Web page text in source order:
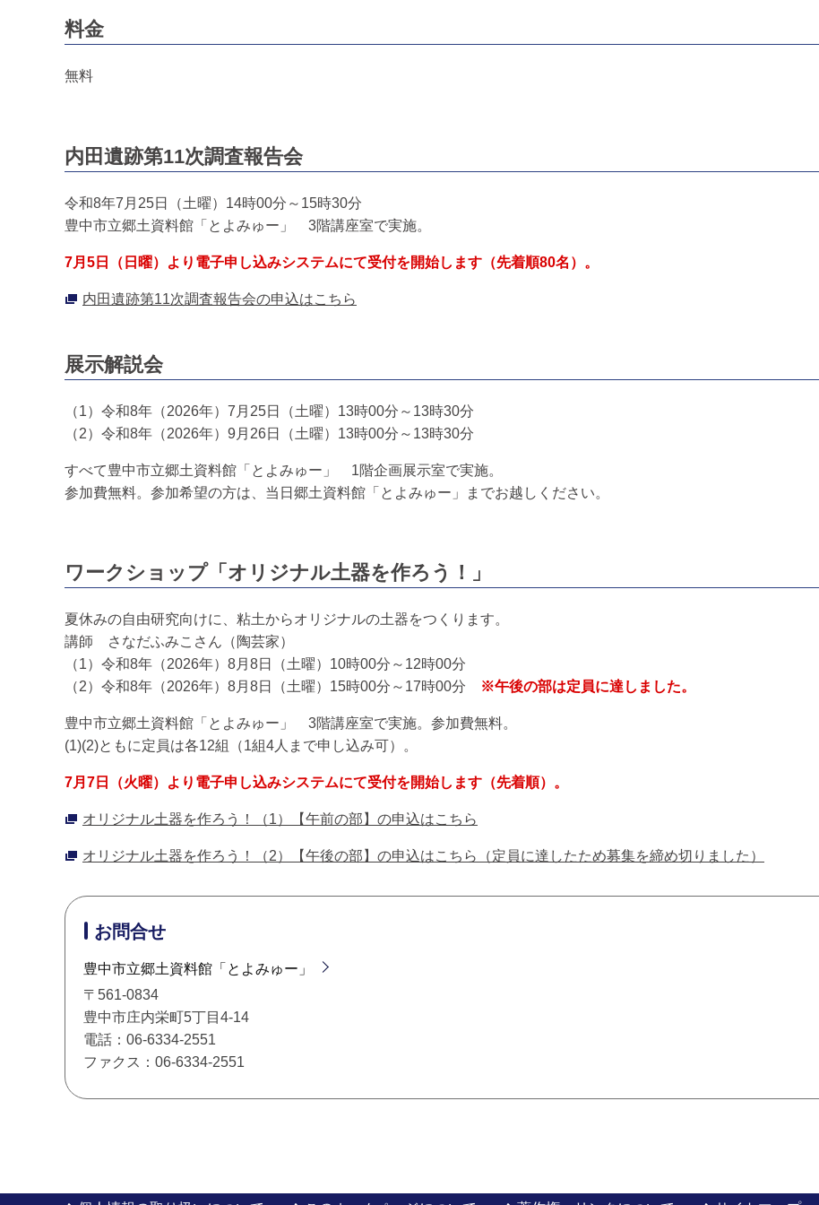
料金
無料
内田遺跡第11次調査報告会
令和8年7月25日（土曜）14時00分～15時30分
豊中市立郷土資料館「とよみゅー」 3階講座室で実施。
7月5日（日曜）より電子申し込みシステムにて受付を開始します（先着順80名）。
内田遺跡第11次調査報告会の申込はこちら
展示解説会
（1）令和8年（2026年）7月25日（土曜）13時00分～13時30分
（2）令和8年（2026年）9月26日（土曜）13時00分～13時30分
すべて豊中市立郷土資料館「とよみゅー」 1階企画展示室で実施。
参加費無料。参加希望の方は、当日郷土資料館「とよみゅー」までお越しください。
ワークショップ「オリジナル土器を作ろう！」
夏休みの自由研究向けに、粘土からオリジナルの土器をつくります。
講師 さなだふみこさん（陶芸家）
（1）令和8年（2026年）8月8日（土曜）10時00分～12時00分
（2）令和8年（2026年）8月8日（土曜）15時00分～17時00分
※午後の部は定員に達しました。
豊中市立郷土資料館「とよみゅー」 3階講座室で実施。参加費無料。
(1)(2)ともに定員は各12組（1組4人まで申し込み可）。
7月7日（火曜）より電子申し込みシステムにて受付を開始します（先着順）。
オリジナル土器を作ろう！（1）【午前の部】の申込はこちら
オリジナル土器を作ろう！（2）【午後の部】の申込はこちら（定員に達したため募集を締め切りました）
お問合せ
豊中市立郷土資料館「とよみゅー」
〒561-0834
豊中市庄内栄町5丁目4-14
電話：06-6334-2551
ファクス：06-6334-2551